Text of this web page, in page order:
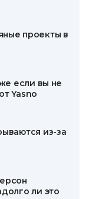
проекты в
если вы не
Yasno
из-за
ли это